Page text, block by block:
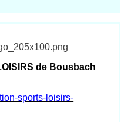
de Bousbach
sports-loisirs-